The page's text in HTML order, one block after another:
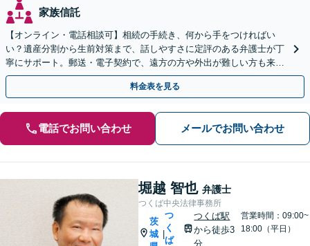
家族信託
【オンライン・電話相談可】相続の手続き、何から手をつければい
い？遺産分割から生前対策まで、話しやすさに定評のある弁護士が丁
寧にサポート。郵送・電子契約で、遠方の方や外出が難しい方も来所
不要で即日着手が可能です。まずはご相談ください。
料金表を見る
電話でお問い合わせ メールでお問い合わせ
堀越 智也 弁護士
つくば中央法律事務所
茨
城
つ
く
ば
つくば駅
から徒歩3
分
営業時間：09:00~
18:00（平日）